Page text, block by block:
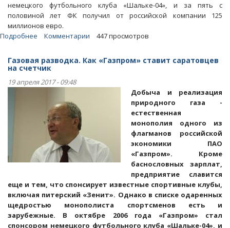
немецкого футбольного клуба «Шальке-04», и за пять с
половиной лет ФК получил от российской компании 125
миллионов евро.
Подробнее
компания
ставит
счетчик
Комментарии 447 просмотров
Газовая разводка. Как «Газпром» ставит саратовцев
на счетчик
19 апреля 2017 - 09:48
Добыча и реализация
природного газа -
естественная
монополия одного из
флагманов российской
экономики ПАО
«Газпром». Кроме
баснословных зарплат,
предприятие славится
еще и тем, что спонсирует известные спортивные клубы,
включая питерский «Зенит». Однако в списке одаренных
щедростью монополиста спортсменов есть и
зарубежные. В октябре 2006 года «Газпром» стал
спонсором немецкого футбольного клуба «Шальке-04», и